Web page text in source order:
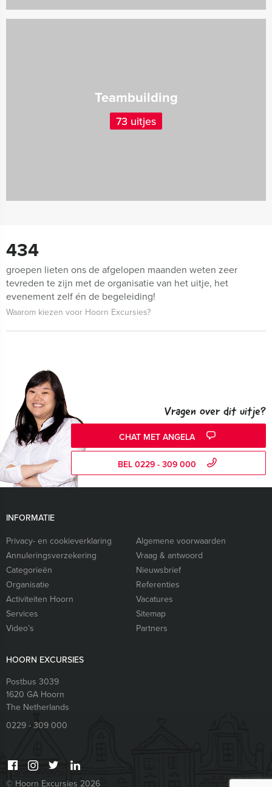
Teambuilding
73 uitjes
434
groepen lieten ons de afgelopen maanden weten zeer
tevreden te zijn met de organisatie van het uitje, het
evenement zelf én de begeleiding!
Waarom kiezen voor Hoorn Excursies?
Vragen over dit uitje?
CHAT MET ANGELA
BEL 0229 - 309 000
INFORMATIE
Privacy- en cookieverklaring
Algemene voorwaarden
Annuleringsverzekering
Vraag & antwoord
Categorieën
Nieuwsbrief
Organisatie
Referenties
Activiteiten Hoorn
Vacatures
Services
Sitemap
Video’s
Partners
HOORN EXCURSIES
Postbus 3039
1620 GA Hoorn
The Netherlands
0229 - 309 000
© Hoorn Excursies 2026